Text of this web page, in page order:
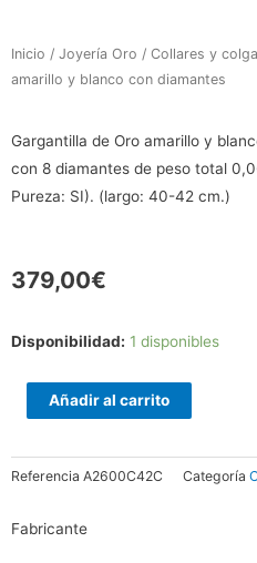
Inicio / Joyería Oro / Collares y
amarillo y blanco con diamantes
Gargantilla de Oro amarillo y
con 8 diamantes de peso total
Pureza: SI). (largo: 40-42 cm.)
379,00€
Disponibilidad: 1 disponibles
Gargantilla
amarillo
blanco
diamantes
Añadir al carrito
Referencia A2600C42C Categoría
Fabricante